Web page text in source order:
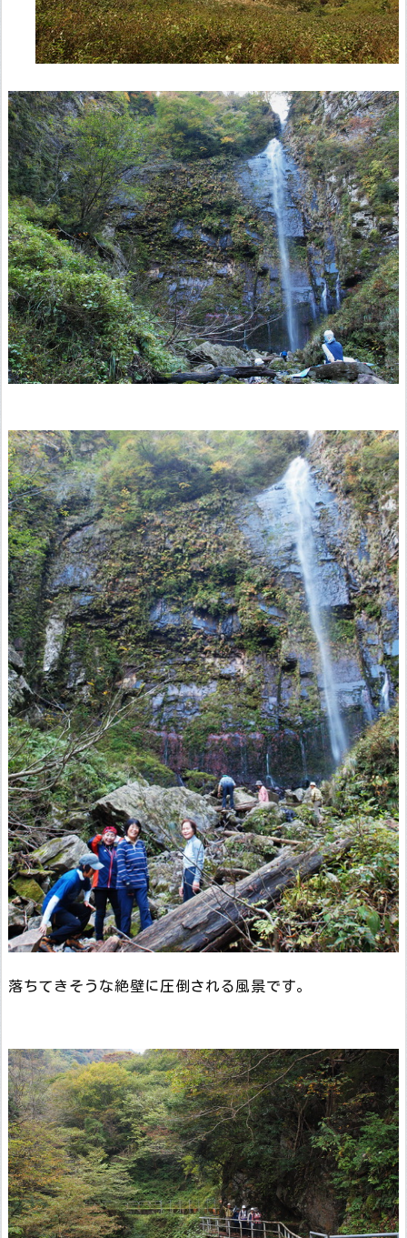
落ちてきそうな絶壁に圧倒される風景です。